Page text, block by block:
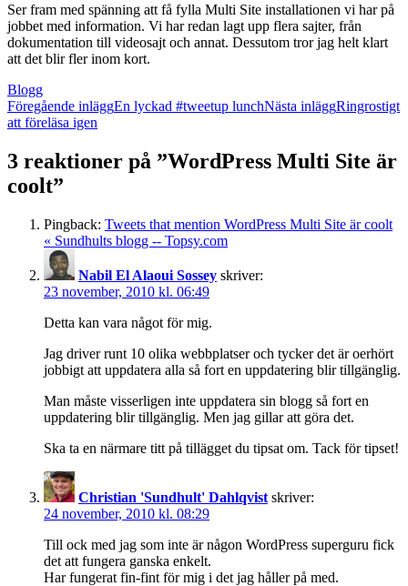
Ser fram med spänning att få fylla Multi Site installationen vi har på
jobbet med information. Vi har redan lagt upp flera sajter, från
dokumentation till videosajt och annat. Dessutom tror jag helt klart
att det blir fler inom kort.
Blogg
Inläggsnavigering
Föregående inläggEn lyckad #tweetup lunchNästa inläggRingrostigt
att föreläsa igen
3 reaktioner på ”WordPress Multi Site är
coolt”
Pingback: Tweets that mention WordPress Multi Site är coolt
« Sundhults blogg -- Topsy.com
Nabil El Alaoui Sossey skriver:
23 november, 2010 kl. 06:49
Detta kan vara något för mig.
Jag driver runt 10 olika webbplatser och tycker det är oerhört
jobbigt att uppdatera alla så fort en uppdatering blir tillgänglig.
Man måste visserligen inte uppdatera sin blogg så fort en
uppdatering blir tillgänglig. Men jag gillar att göra det.
Ska ta en närmare titt på tillägget du tipsat om. Tack för tipset!
Christian 'Sundhult' Dahlqvist skriver:
24 november, 2010 kl. 08:29
Till ock med jag som inte är någon WordPress superguru fick
det att fungera ganska enkelt.
Har fungerat fin-fint för mig i det jag håller på med.